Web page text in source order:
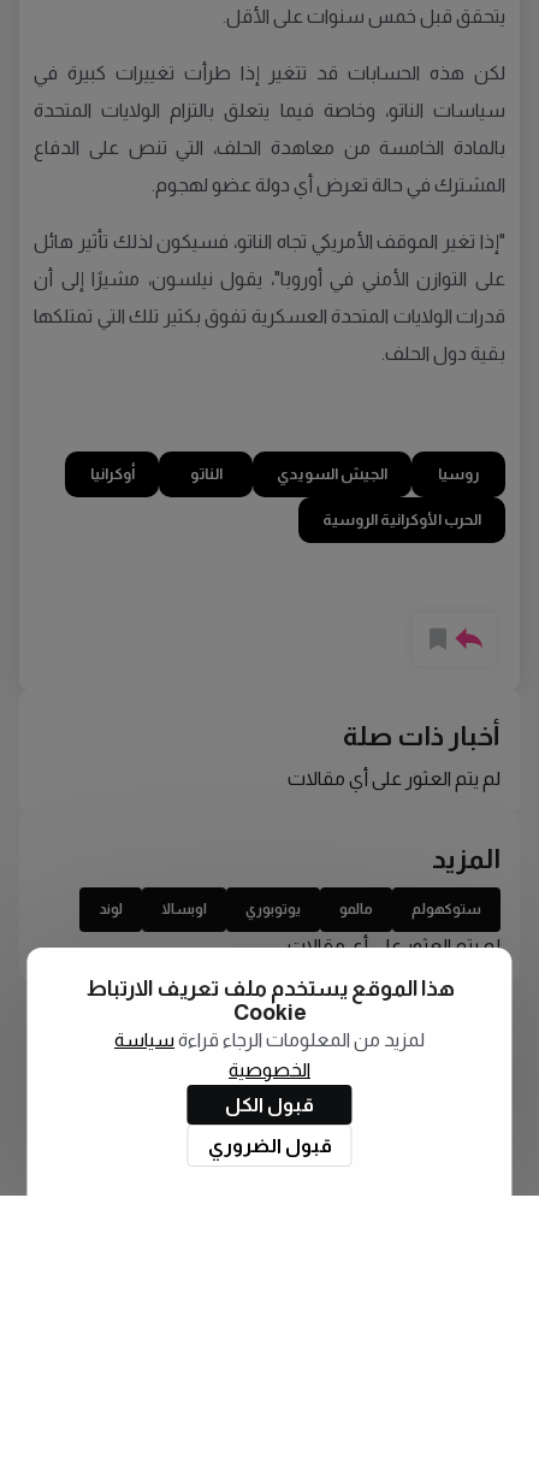
يتحقق قبل خمس سنوات على الأقل.
لكن هذه الحسابات قد تتغير إذا طرأت تغييرات كبيرة في
سياسات الناتو، وخاصة فيما يتعلق بالتزام الولايات المتحدة
بالمادة الخامسة من معاهدة الحلف، التي تنص على الدفاع
المشترك في حالة تعرض أي دولة عضو لهجوم.
"إذا تغير الموقف الأمريكي تجاه الناتو، فسيكون لذلك تأثير هائل
على التوازن الأمني في أوروبا"، يقول نيلسون، مشيرًا إلى أن
قدرات الولايات المتحدة العسكرية تفوق بكثير تلك التي تمتلكها
بقية دول الحلف.
روسيا الجيش السويدي الناتو أوكرانيا
الحرب الأوكرانية الروسية
أخبار ذات صلة
لم يتم العثور على أي مقالات
المزيد
ستوكهولم مالمو يوتوبوري اوبسالا لوند
لم يتم العثور على أي مقالات
هذا الموقع يستخدم ملف تعريف الارتباط
Cookie
لمزيد من المعلومات الرجاء قراءة سياسة
الخصوصية
قبول الكل
قبول الضروري